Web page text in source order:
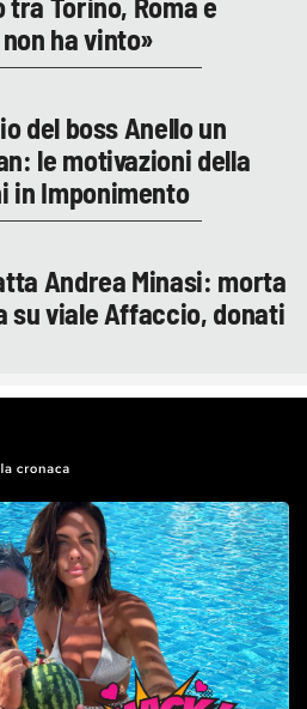
ha vinto»
del boss Anello un
le motivazioni della
in Imponimento
Andrea Minasi: morta
su viale Affaccio, donati